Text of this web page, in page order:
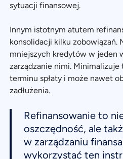
sytuacji finansowej.
Innym istotnym atutem
konsolidacji kilku zobowiązań.
mniejszych kredytów w jeden
zarządzanie nimi.
terminu spłaty i może nawet
zadłużenia.
Refinansowanie to
oszczędność, ale
w zarządzaniu
wykorzystać ten